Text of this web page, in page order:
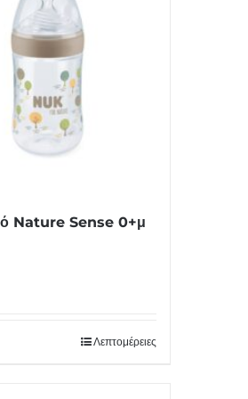
Nature Sense 0+μ
Λεπτομέρειες